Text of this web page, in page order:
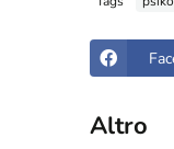
Altro